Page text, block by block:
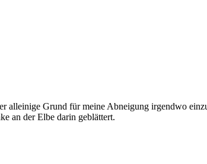
alleinige Grund für meine Abneigung irgendwo
an der Elbe darin geblättert.